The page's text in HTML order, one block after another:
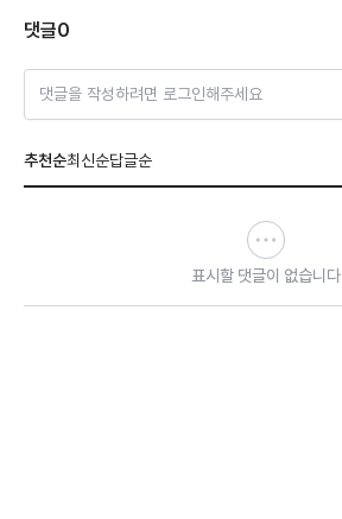
댓글0
댓글을 작성하려면 로그인해주세요
추천순최신순답글순
표시할 댓글이 없습니다